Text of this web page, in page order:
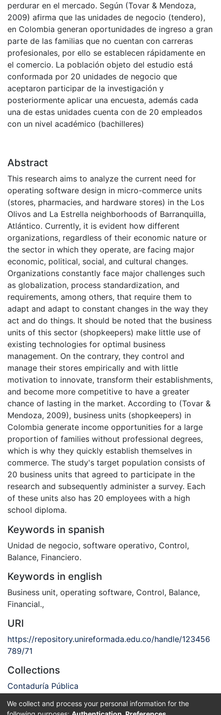
perdurar en el mercado. Según (Tovar & Mendoza,
2009) afirma que las unidades de negocio (tendero),
en Colombia generan oportunidades de ingreso a gran
parte de las familias que no cuentan con carreras
profesionales, por ello se establecen rápidamente en
el comercio. La población objeto del estudio está
conformada por 20 unidades de negocio que
aceptaron participar de la investigación y
posteriormente aplicar una encuesta, además cada
una de estas unidades cuenta con de 20 empleados
con un nivel académico (bachilleres)
Abstract
This research aims to analyze the current need for
operating software design in micro-commerce units
(stores, pharmacies, and hardware stores) in the Los
Olivos and La Estrella neighborhoods of Barranquilla,
Atlántico. Currently, it is evident how different
organizations, regardless of their economic nature or
the sector in which they operate, are facing major
economic, political, social, and cultural changes.
Organizations constantly face major challenges such
as globalization, process standardization, and
requirements, among others, that require them to
adapt and adapt to constant changes in the way they
act and do things. It should be noted that the business
units of this sector (shopkeepers) make little use of
existing technologies for optimal business
management. On the contrary, they control and
manage their stores empirically and with little
motivation to innovate, transform their establishments,
and become more competitive to have a greater
chance of lasting in the market. According to (Tovar &
Mendoza, 2009), business units (shopkeepers) in
Colombia generate income opportunities for a large
proportion of families without professional degrees,
which is why they quickly establish themselves in
commerce. The study's target population consists of
20 business units that agreed to participate in the
research and subsequently administer a survey. Each
of these units also has 20 employees with a high
school diploma.
Keywords in spanish
Unidad de negocio, software operativo, Control,
Balance, Financiero.
Keywords in english
Business unit, operating software, Control, Balance,
Financial.,
URI
https://repository.unireformada.edu.co/handle/123456
789/71
Collections
Contaduría Pública
Full item page
We collect and process your personal information for the